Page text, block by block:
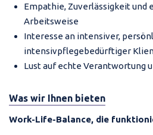
Empathie, Zuverlässigkeit
Arbeitsweise
Interesse an intensiver,
intensivpflegebedürftiger
Lust auf echte Verantwortung
Was wir Ihnen bieten
Work-Life-Balance, die